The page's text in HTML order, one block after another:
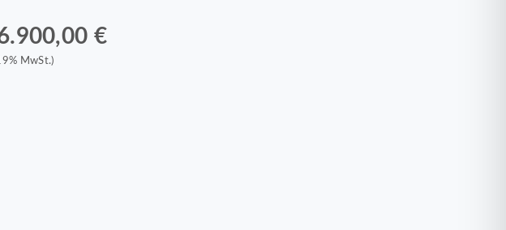
€
MwSt.)